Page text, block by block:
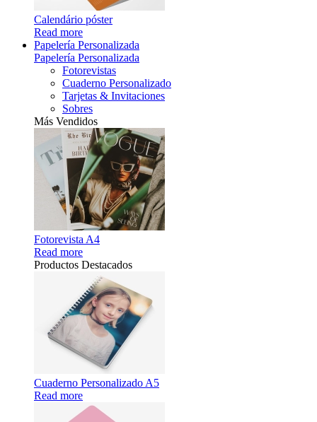
Calendário póster
Read more
Papelería Personalizada
Papelería Personalizada
Fotorevistas
Cuaderno Personalizado
Tarjetas & Invitaciones
Sobres
Más Vendidos
Fotorevista A4
Read more
Productos Destacados
Cuaderno Personalizado A5
Read more